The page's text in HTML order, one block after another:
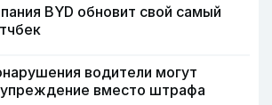
BYD обновит свой самый
водители могут
вместо штрафа